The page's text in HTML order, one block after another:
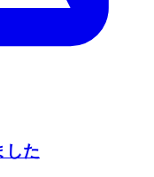
した